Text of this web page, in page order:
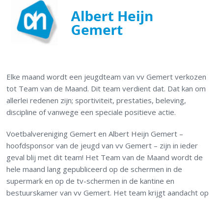
Elke maand wordt een jeugdteam van vv Gemert verkozen
tot Team van de Maand. Dit team verdient dat. Dat kan om
allerlei redenen zijn; sportiviteit, prestaties, beleving,
discipline of vanwege een speciale positieve actie.
Voetbalvereniging Gemert en Albert Heijn Gemert –
hoofdsponsor van de jeugd van vv Gemert – zijn in ieder
geval blij met dit team! Het Team van de Maand wordt de
hele maand lang gepubliceerd op de schermen in de
supermark en op de tv-schermen in de kantine en
bestuurskamer van vv Gemert. Het team krijgt aandacht op